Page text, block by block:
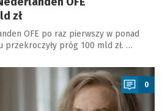
zł
OFE po raz pierwszy w ponad
próg 100 mld zł. …
0